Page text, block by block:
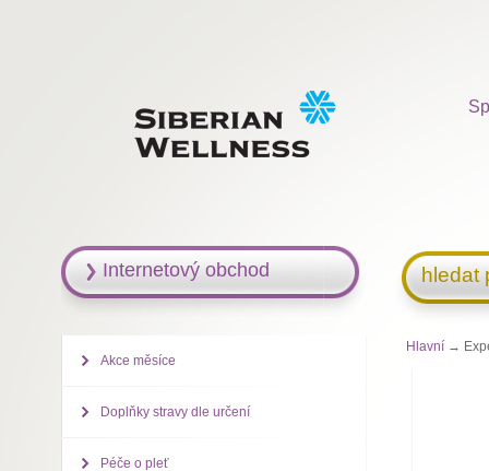
hledat
Hlavní →
Internetový obchod
Akce měsíce
Doplňky stravy dle určení
Péče o pleť